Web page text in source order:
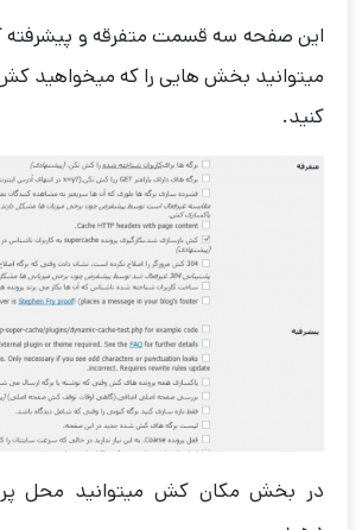
این صفحه سه قسمت متفرقه و
میتوانید بخش هایی را که میخواهید
کنید.
در بخش مکان کش میتوانید محل